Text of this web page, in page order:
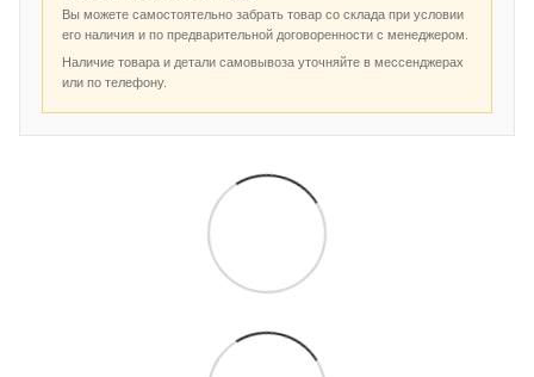
Вы можете самостоятельно забрать товар со склада при условии
его наличия и по предварительной договоренности с менеджером.
Наличие товара и детали самовывоза уточняйте в мессенджерах
или по телефону.